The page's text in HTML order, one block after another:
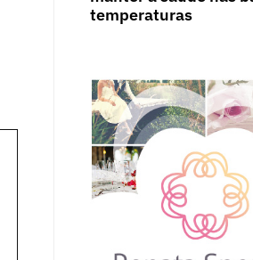
temperaturas